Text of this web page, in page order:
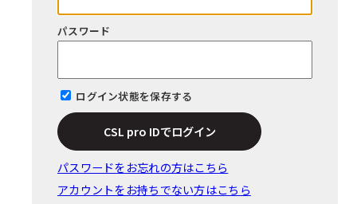
パスワード
ログイン状態を保存する
CSL pro IDでログイン
パスワードをお忘れの⽅はこちら
アカウントをお持ちでない方はこちら